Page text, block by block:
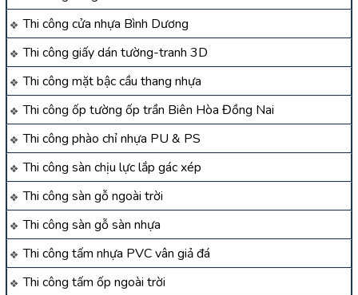
Thi công cửa nhựa Bình Dương
Thi công giấy dán tường-tranh 3D
Thi công mặt bậc cầu thang nhựa
Thi công ốp tường ốp trần Biên Hòa Đồng Nai
Thi công phào chỉ nhựa PU & PS
Thi công sàn chịu lực lắp gác xép
Thi công sàn gỗ ngoài trời
Thi công sàn gỗ sàn nhựa
Thi công tấm nhựa PVC vân giả đá
Thi công tấm ốp ngoài trời